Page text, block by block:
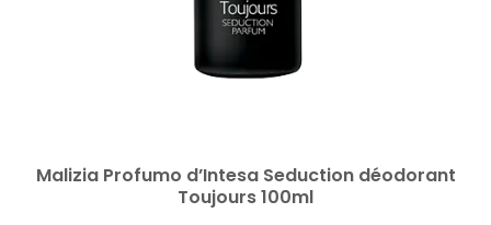
Malizia Profumo d’Intesa Seduction déodorant
Toujours 100ml